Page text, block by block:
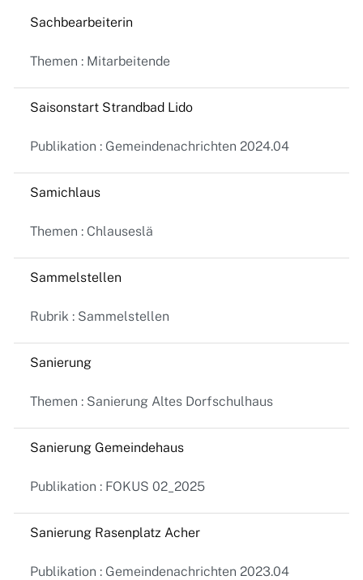
Sachbearbeiterin
Themen : Mitarbeitende
Saisonstart Strandbad Lido
Publikation : Gemeindenachrichten 2024.04
Samichlaus
Themen : Chlauseslä
Sammelstellen
Rubrik : Sammelstellen
Sanierung
Themen : Sanierung Altes Dorfschulhaus
Sanierung Gemeindehaus
Publikation : FOKUS 02_2025
Sanierung Rasenplatz Acher
Publikation : Gemeindenachrichten 2023.04